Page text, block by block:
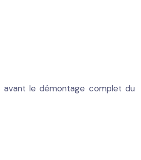
avant le démontage complet du